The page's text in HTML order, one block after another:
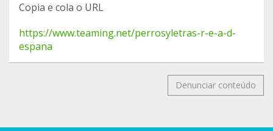
Copia e cola o URL
https://www.teaming.net/perrosyletras-r-e-a-d-
espana
Denunciar conteúdo